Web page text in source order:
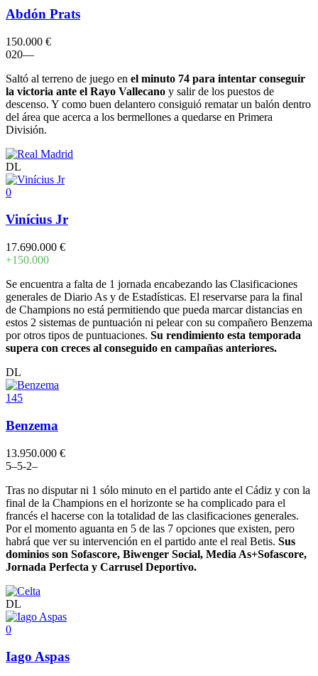
Abdón Prats
150.000 €
020––
Saltó al terreno de juego en el minuto 74 para intentar conseguir
la victoria ante el Rayo Vallecano y salir de los puestos de
descenso. Y como buen delantero consiguió rematar un balón dentro
del área que acerca a los bermellones a quedarse en Primera
División.
DL
0
Vinícius Jr
17.690.000 €
+150.000
Se encuentra a falta de 1 jornada encabezando las Clasificaciones
generales de Diario As y de Estadísticas. El reservarse para la final
de Champions no está permitiendo que pueda marcar distancias en
estos 2 sistemas de puntuación ni pelear con su compañero Benzema
por otros tipos de puntuaciones. Su rendimiento esta temporada
supera con creces al conseguido en campañas anteriores.
DL
145
Benzema
13.950.000 €
5–5-2–
Tras no disputar ni 1 sólo minuto en el partido ante el Cádiz y con la
final de la Champions en el horizonte se ha complicado para el
francés el hacerse con la totalidad de las clasificaciones generales.
Por el momento aguanta en 5 de las 7 opciones que existen, pero
habrá que ver su intervención en el partido ante el real Betis. Sus
dominios son Sofascore, Biwenger Social, Media As+Sofascore,
Jornada Perfecta y Carrusel Deportivo.
DL
0
Iago Aspas